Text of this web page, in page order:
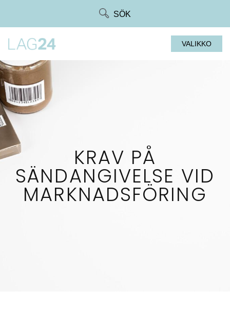
SÖK
VALIKKO
KRAV PÅ
SÄNDANGIVELSE VID
MARKNADSFÖRING